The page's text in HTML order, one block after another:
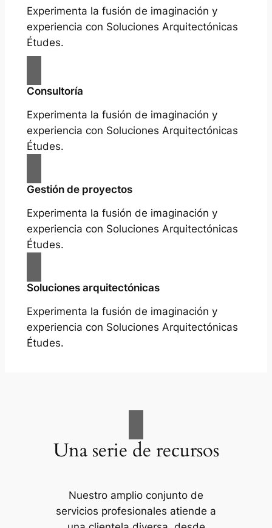
Experimenta la fusión de imaginación y
experiencia con Soluciones Arquitectónicas
Études.
Consultoría
Experimenta la fusión de imaginación y
experiencia con Soluciones Arquitectónicas
Études.
Gestión de proyectos
Experimenta la fusión de imaginación y
experiencia con Soluciones Arquitectónicas
Études.
Soluciones arquitectónicas
Experimenta la fusión de imaginación y
experiencia con Soluciones Arquitectónicas
Études.
Una serie de recursos
Nuestro amplio conjunto de
servicios profesionales atiende a